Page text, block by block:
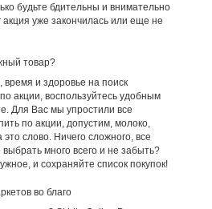
будьте бдительны и внимательно
акция уже закончилась или еще не
товар?
и здоровье на поиск
акции, воспользуйтесь удобным
Для Вас мы упростили все
по акции, допустим, молоко,
это слово. Ничего сложного, все
много всего и не забыть?
и сохраняйте список покупок!
во благо